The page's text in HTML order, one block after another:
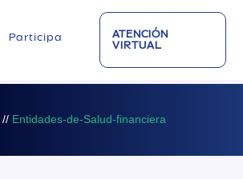
Participa
ATENCIÓN
VIRTUAL
// Entidades-de-Salud-financiera